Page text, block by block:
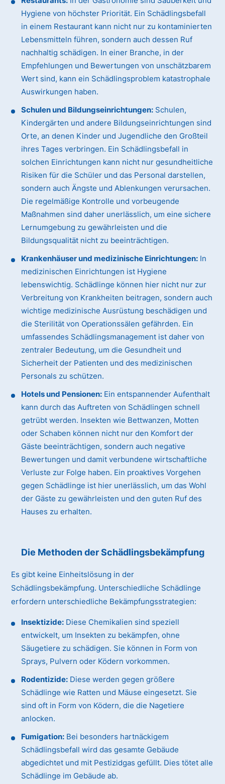
Hygiene von höchster Priorität. Ein Schädlingsbefall
in einem Restaurant kann nicht nur zu kontaminierten
Lebensmitteln führen, sondern auch dessen Ruf
nachhaltig schädigen. In einer Branche, in der
Empfehlungen und Bewertungen von unschätzbarem
Wert sind, kann ein Schädlingsproblem katastrophale
Auswirkungen haben.
Schulen und Bildungseinrichtungen: Schulen,
Kindergärten und andere Bildungseinrichtungen sind
Orte, an denen Kinder und Jugendliche den Großteil
ihres Tages verbringen. Ein Schädlingsbefall in
solchen Einrichtungen kann nicht nur gesundheitliche
Risiken für die Schüler und das Personal darstellen,
sondern auch Ängste und Ablenkungen verursachen.
Die regelmäßige Kontrolle und vorbeugende
Maßnahmen sind daher unerlässlich, um eine sichere
Lernumgebung zu gewährleisten und die
Bildungsqualität nicht zu beeinträchtigen.
Krankenhäuser und medizinische Einrichtungen: In
medizinischen Einrichtungen ist Hygiene
lebenswichtig. Schädlinge können hier nicht nur zur
Verbreitung von Krankheiten beitragen, sondern auch
wichtige medizinische Ausrüstung beschädigen und
die Sterilität von Operationssälen gefährden. Ein
umfassendes Schädlingsmanagement ist daher von
zentraler Bedeutung, um die Gesundheit und
Sicherheit der Patienten und des medizinischen
Personals zu schützen.
Hotels und Pensionen: Ein entspannender Aufenthalt
kann durch das Auftreten von Schädlingen schnell
getrübt werden. Insekten wie Bettwanzen, Motten
oder Schaben können nicht nur den Komfort der
Gäste beeinträchtigen, sondern auch negative
Bewertungen und damit verbundene wirtschaftliche
Verluste zur Folge haben. Ein proaktives Vorgehen
gegen Schädlinge ist hier unerlässlich, um das Wohl
der Gäste zu gewährleisten und den guten Ruf des
Hauses zu erhalten.
Die Methoden der Schädlingsbekämpfung
Es gibt keine Einheitslösung in der
Schädlingsbekämpfung. Unterschiedliche Schädlinge
erfordern unterschiedliche Bekämpfungsstrategien:
Insektizide: Diese Chemikalien sind speziell
entwickelt, um Insekten zu bekämpfen, ohne
Säugetiere zu schädigen. Sie können in Form von
Sprays, Pulvern oder Ködern vorkommen.
Rodentizide: Diese werden gegen größere
Schädlinge wie Ratten und Mäuse eingesetzt. Sie
sind oft in Form von Ködern, die die Nagetiere
anlocken.
Fumigation: Bei besonders hartnäckigem
Schädlingsbefall wird das gesamte Gebäude
abgedichtet und mit Pestizidgas gefüllt. Dies tötet alle
Schädlinge im Gebäude ab.